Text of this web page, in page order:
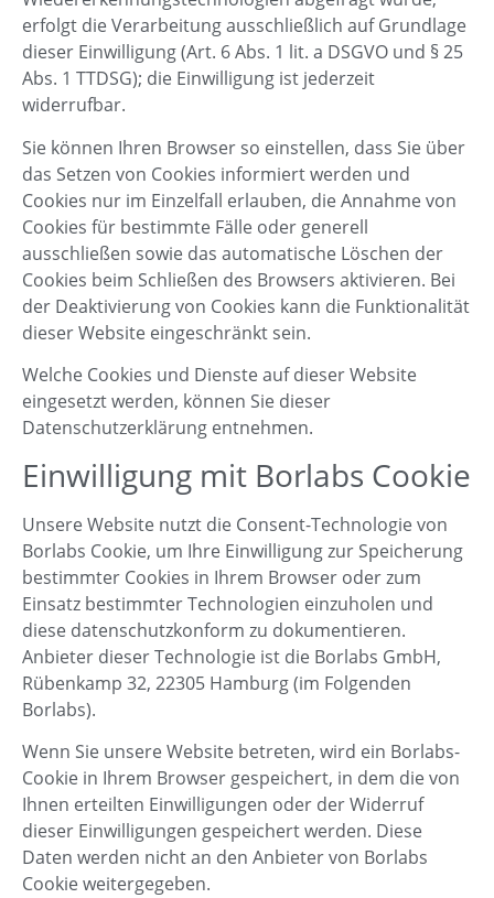
erfolgt die Verarbeitung ausschließlich auf Grundlage
dieser Einwilligung (Art. 6 Abs. 1 lit. a DSGVO und § 25
Abs. 1 TTDSG); die Einwilligung ist jederzeit
widerrufbar.
Sie können Ihren Browser so einstellen, dass Sie über
das Setzen von Cookies informiert werden und
Cookies nur im Einzelfall erlauben, die Annahme von
Cookies für bestimmte Fälle oder generell
ausschließen sowie das automatische Löschen der
Cookies beim Schließen des Browsers aktivieren. Bei
der Deaktivierung von Cookies kann die Funktionalität
dieser Website eingeschränkt sein.
Welche Cookies und Dienste auf dieser Website
eingesetzt werden, können Sie dieser
Datenschutzerklärung entnehmen.
Einwilligung mit Borlabs Cookie
Unsere Website nutzt die Consent-Technologie von
Borlabs Cookie, um Ihre Einwilligung zur Speicherung
bestimmter Cookies in Ihrem Browser oder zum
Einsatz bestimmter Technologien einzuholen und
diese datenschutzkonform zu dokumentieren.
Anbieter dieser Technologie ist die Borlabs GmbH,
Rübenkamp 32, 22305 Hamburg (im Folgenden
Borlabs).
Wenn Sie unsere Website betreten, wird ein Borlabs-
Cookie in Ihrem Browser gespeichert, in dem die von
Ihnen erteilten Einwilligungen oder der Widerruf
dieser Einwilligungen gespeichert werden. Diese
Daten werden nicht an den Anbieter von Borlabs
Cookie weitergegeben.